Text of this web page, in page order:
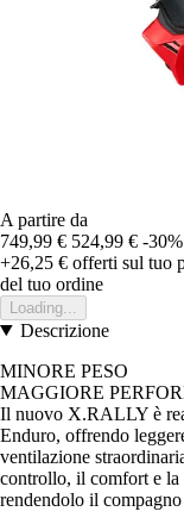
A partire da
749,99 € 524,99 € -30%
+26,25 € offerti sul tuo
del tuo ordine
Loading...
Descrizione
MINORE PESO
MAGGIORE
Il nuovo X.RALLY è
Enduro, offrendo
ventilazione
controllo, il comfort e
rendendolo il